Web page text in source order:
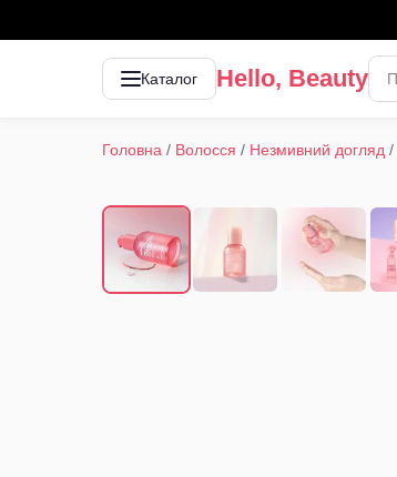
Каталог Hello, Beauty
Головна / Волосся / Незмивний догляд /